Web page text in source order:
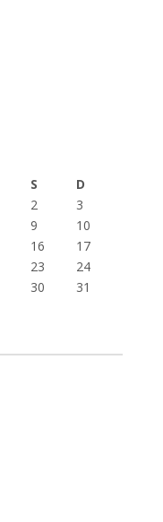
S
D
2
3
9
10
16
17
23
24
30
31